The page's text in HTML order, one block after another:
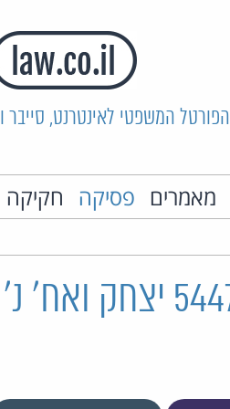
הפורטל המשפטי לאינטרנט, סייבר
מאמרים פסיקה חקיקה